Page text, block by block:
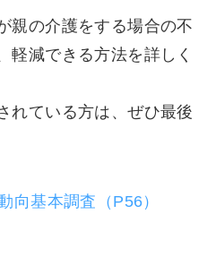
親の介護をする場合の不
軽減できる方法を詳しく
れている方は、ぜひ最後
向基本調査（P56）